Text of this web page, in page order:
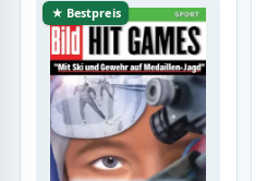
★ Bestpreis